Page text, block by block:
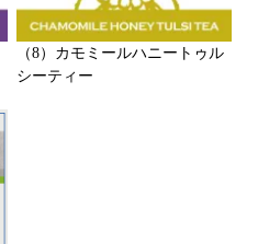
（8）カモミールハニートゥル
シーティー